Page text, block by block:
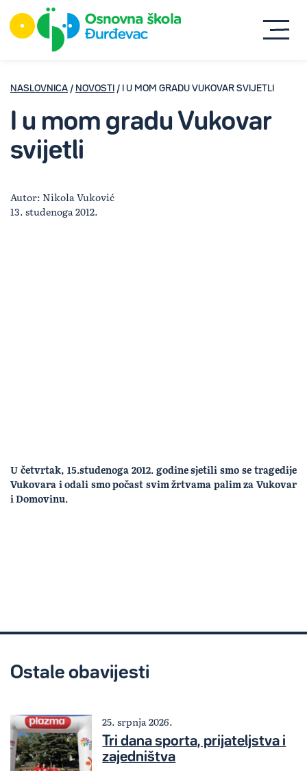
NASLOVNICA / NOVOSTI / I U MOM GRADU VUKOVAR SVIJETLI
I u mom gradu Vukovar
svijetli
Autor: Nikola Vuković
13. studenoga 2012.
U četvrtak, 15.studenoga 2012. godine sjetili smo se tragedije
Vukovara i odali smo počast svim žrtvama palim za Vukovar
i Domovinu.
Ostale obavijesti
25. srpnja 2026.
Tri dana sporta, prijateljstva i
zajedništva